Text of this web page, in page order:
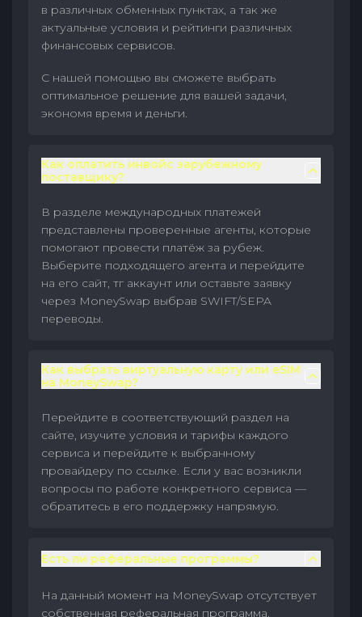
в различных обменных пунктах, а так же
актуальные условия и рейтинги различных
финансовых сервисов.
С нашей помощью вы сможете выбрать
оптимальное решение для вашей задачи,
экономя время и деньги.
Как оплатить инвойс зарубежному
поставщику?
В разделе международных платежей
представлены проверенные агенты, которые
помогают провести платёж за рубеж.
Выберите подходящего агента и перейдите
на его сайт, тг аккаунт или оставьте заявку
через MoneySwap выбрав SWIFT/SEPA
переводы.
Как выбрать виртуальную карту или eSIM
на MoneySwap?
Перейдите в соответствующий раздел на
сайте, изучите условия и тарифы каждого
сервиса и перейдите к выбранному
провайдеру по ссылке. Если у вас возникли
вопросы по работе конкретного сервиса —
обратитесь в его поддержку напрямую.
Есть ли реферальные программы?
На данный момент на MoneySwap отсутствует
собственная реферальная программа.